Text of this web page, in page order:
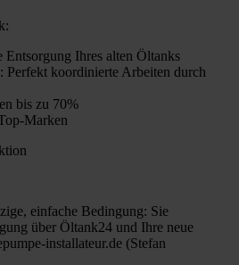
Ihres alten Öltanks
Perfekt koordinierte Arbeiten durch
bis zu 70%
Marken
einfache Bedingung: Sie
über Öltank24 und Ihre neue
installateur.de (Stefan